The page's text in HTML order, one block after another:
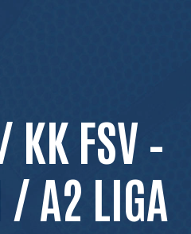
KK FSV –
/ A2 LIGA